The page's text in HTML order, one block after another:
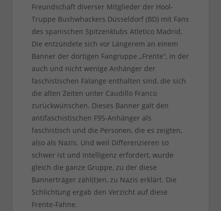
Freundschaft diverser Mitglieder der Hool-
Truppe Bushwhackers Düsseldorf (BD) mit Fans
des spanischen Spitzenklubs Atletico Madrid.
Die entzündete sich vor Längerem an einem
Banner der dortigen Fangruppe „Frente“, in der
auch und nicht wenige Anhänger der
faschistischen Falange enthalten sind, die sich
die alten Zeiten unter Caudillo Franco
zurückwünschen. Dieses Banner galt den
antifaschistischen F95-Anhänger als
faschistisch und die Personen, die es zeigten,
also als Nazis. Und weil Differenzieren so
schwer ist und Intelligenz erfordert, wurde
gleich die ganze Gruppe, zu der diese
Bannerträger zähl(t)en, zu Nazis erklärt. Die
Schlichtung ergab den Verzicht auf diese
Frente-Fahne.